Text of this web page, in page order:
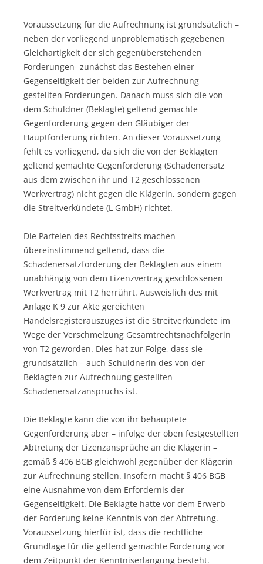
Voraussetzung für die Aufrechnung ist grundsätzlich –
neben der vorliegend unproblematisch gegebenen
Gleichartigkeit der sich gegenüberstehenden
Forderungen- zunächst das Bestehen einer
Gegenseitigkeit der beiden zur Aufrechnung
gestellten Forderungen. Danach muss sich die von
dem Schuldner (Beklagte) geltend gemachte
Gegenforderung gegen den Gläubiger der
Hauptforderung richten. An dieser Voraussetzung
fehlt es vorliegend, da sich die von der Beklagten
geltend gemachte Gegenforderung (Schadenersatz
aus dem zwischen ihr und T2 geschlossenen
Werkvertrag) nicht gegen die Klägerin, sondern gegen
die Streitverkündete (L GmbH) richtet.
Die Parteien des Rechtsstreits machen
übereinstimmend geltend, dass die
Schadenersatzforderung der Beklagten aus einem
unabhängig von dem Lizenzvertrag geschlossenen
Werkvertrag mit T2 herrührt. Ausweislich des mit
Anlage K 9 zur Akte gereichten
Handelsregisterauszuges ist die Streitverkündete im
Wege der Verschmelzung Gesamtrechtsnachfolgerin
von T2 geworden. Dies hat zur Folge, dass sie –
grundsätzlich – auch Schuldnerin des von der
Beklagten zur Aufrechnung gestellten
Schadenersatzanspruchs ist.
Die Beklagte kann die von ihr behauptete
Gegenforderung aber – infolge der oben festgestellten
Abtretung der Lizenzansprüche an die Klägerin –
gemäß § 406 BGB gleichwohl gegenüber der Klägerin
zur Aufrechnung stellen. Insofern macht § 406 BGB
eine Ausnahme von dem Erfordernis der
Gegenseitigkeit. Die Beklagte hatte vor dem Erwerb
der Forderung keine Kenntnis von der Abtretung.
Voraussetzung hierfür ist, dass die rechtliche
Grundlage für die geltend gemachte Forderung vor
dem Zeitpunkt der Kenntniserlangung besteht.